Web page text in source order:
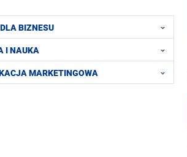
BIZNESU
I NAUKA
MARKETINGOWA